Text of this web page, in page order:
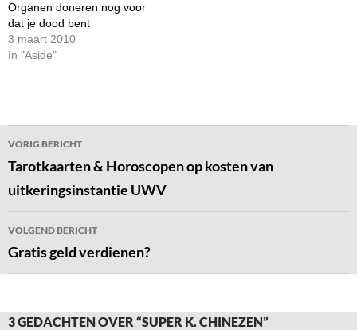
Organen doneren nog voor
dat je dood bent
3 maart 2010
In "Aside"
Bericht
navigatie
VORIG BERICHT
Tarotkaarten & Horoscopen op kosten van
uitkeringsinstantie UWV
VOLGEND BERICHT
Gratis geld verdienen?
3 GEDACHTEN OVER “SUPER K. CHINEZEN”